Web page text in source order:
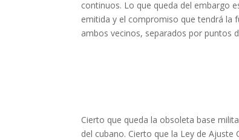
continuos. Lo que queda del embargo
emitida y el compromiso que tendrá la
ambos vecinos, separados por puntos
Cierto que queda la obsoleta base
del cubano. Cierto que la Ley de